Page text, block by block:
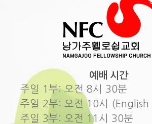
예배 시간
주일 1부: 오전 8시 30분
주일 2부: 오전 10시 (English
주일 3부: 오전 11시 30분